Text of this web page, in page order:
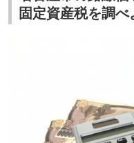
固定資産税を調べ